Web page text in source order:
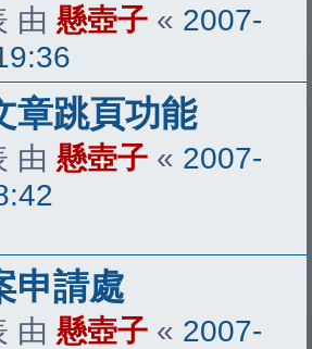
由 懸壺子 « 2007-
章跳頁功能
由 懸壺子 « 2007-
申請處
由 懸壺子 « 2007-